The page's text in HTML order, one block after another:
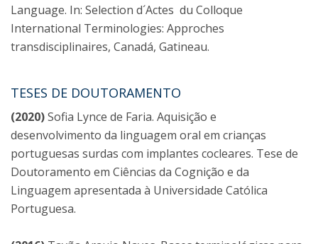
Language. In: Selection d´Actes du Colloque
International Terminologies: Approches
transdisciplinaires, Canadá, Gatineau.
TESES DE DOUTORAMENTO
(2020)Sofia Lynce de Faria. Aquisição e
desenvolvimento da linguagem oral em crianças
portuguesas surdas com implantes cocleares. Tese de
Doutoramento em Ciências da Cognição e da
Linguagem apresentada à Universidade Católica
Portuguesa.